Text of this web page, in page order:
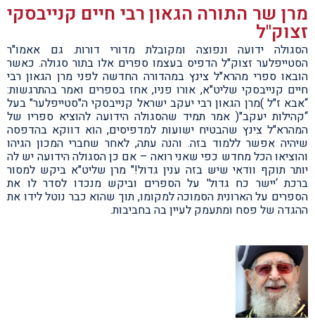
מרן שר התורה הגאון רבי חיים קנייבסקי
זצוק"ל
הסגולה ידועה ונפוצה ומקובלת מדורי דורות. גם אאמו"ר
הסטייפלער זצוק"ל הדפיס בעצמו ספרים אלו בתור סגולה. כאשר
הובאו ספרי מהרא"ל צינץ במהדורה החדשה לפני מרן הגאון רבי
חיים קנייבסקי שליט"א, אורו פניו, אחז בספרים ואמר בהתרגשות:
“אבא ז"ל )מרן הגאון רבי יעקב ישראל קנייבסקי ה"סטייפלער" בעל
“קהילות יעקב"( אמר תמיד שהסגולה הידועה להוציא ספריו של
המהרא"ל צינץ שהבטיח ישועות למדפיסים, הוא דווקא בהדפסה
שיהיה אפשר ללמוד בזה. והנה עתה, לאחר שחברי המכון הגיהו
והוציאו הכל מחדש כפי שאני רואה – אם כן הסגולה הידועה יש לה
יותר תוקף וודאי שיש בזה ענין גדול!" מרן שליט"א ביקש למסור
ברכת ‘יישר כח גדול' על הספרים וביקש מנכדו לסדר לו את
הספרים על הארונית הסמוכה למקומו, תוך שהוא כבר נוטל לידו את
ההגדה של פסח ומתעמק לעיין בה בחביבות.